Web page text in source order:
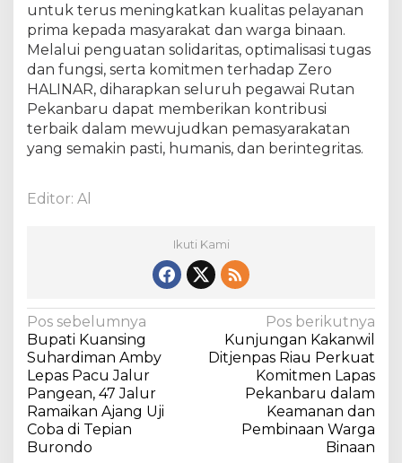
i
t
m
e
Z
e
r
o
untuk terus meningkatkan kualitas pelayanan
prima kepada masyarakat dan warga binaan.
Melalui penguatan solidaritas, optimalisasi tugas
dan fungsi, serta komitmen terhadap Zero
HALINAR, diharapkan seluruh pegawai Rutan
Pekanbaru dapat memberikan kontribusi
terbaik dalam mewujudkan pemasyarakatan
yang semakin pasti, humanis, dan berintegritas.
Editor: Al
Ikuti Kami
N
a
v
i
g
a
Pos sebelumnya
Bupati Kuansing
Suhardiman Amby
Lepas Pacu Jalur
Pangean, 47 Jalur
Ramaikan Ajang Uji
Coba di Tepian
Burondo
Pos berikutnya
Kunjungan Kakanwil
Ditjenpas Riau Perkuat
Komitmen Lapas
Pekanbaru dalam
Keamanan dan
Pembinaan Warga
Binaan